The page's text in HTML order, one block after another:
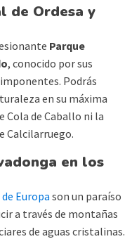
de Ordesa y
Parque
, conocido por sus
Podrás
en su máxima
Cola de Caballo ni la
Calcilarruego.
en los
Europason un paraíso
a través de montañas
de aguas cristalinas.